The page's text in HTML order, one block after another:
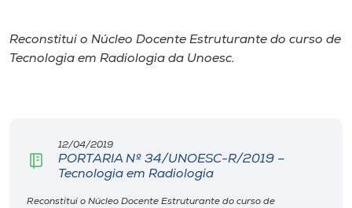
Biblioteca
Reconstitui o Núcleo Docente Estruturante do curso de
Tecnologia em Radiologia da Unoesc.
12/04/2019
PORTARIA Nº 34/UNOESC-R/2019 –
Tecnologia em Radiologia
Reconstitui o Núcleo Docente Estruturante do curso de